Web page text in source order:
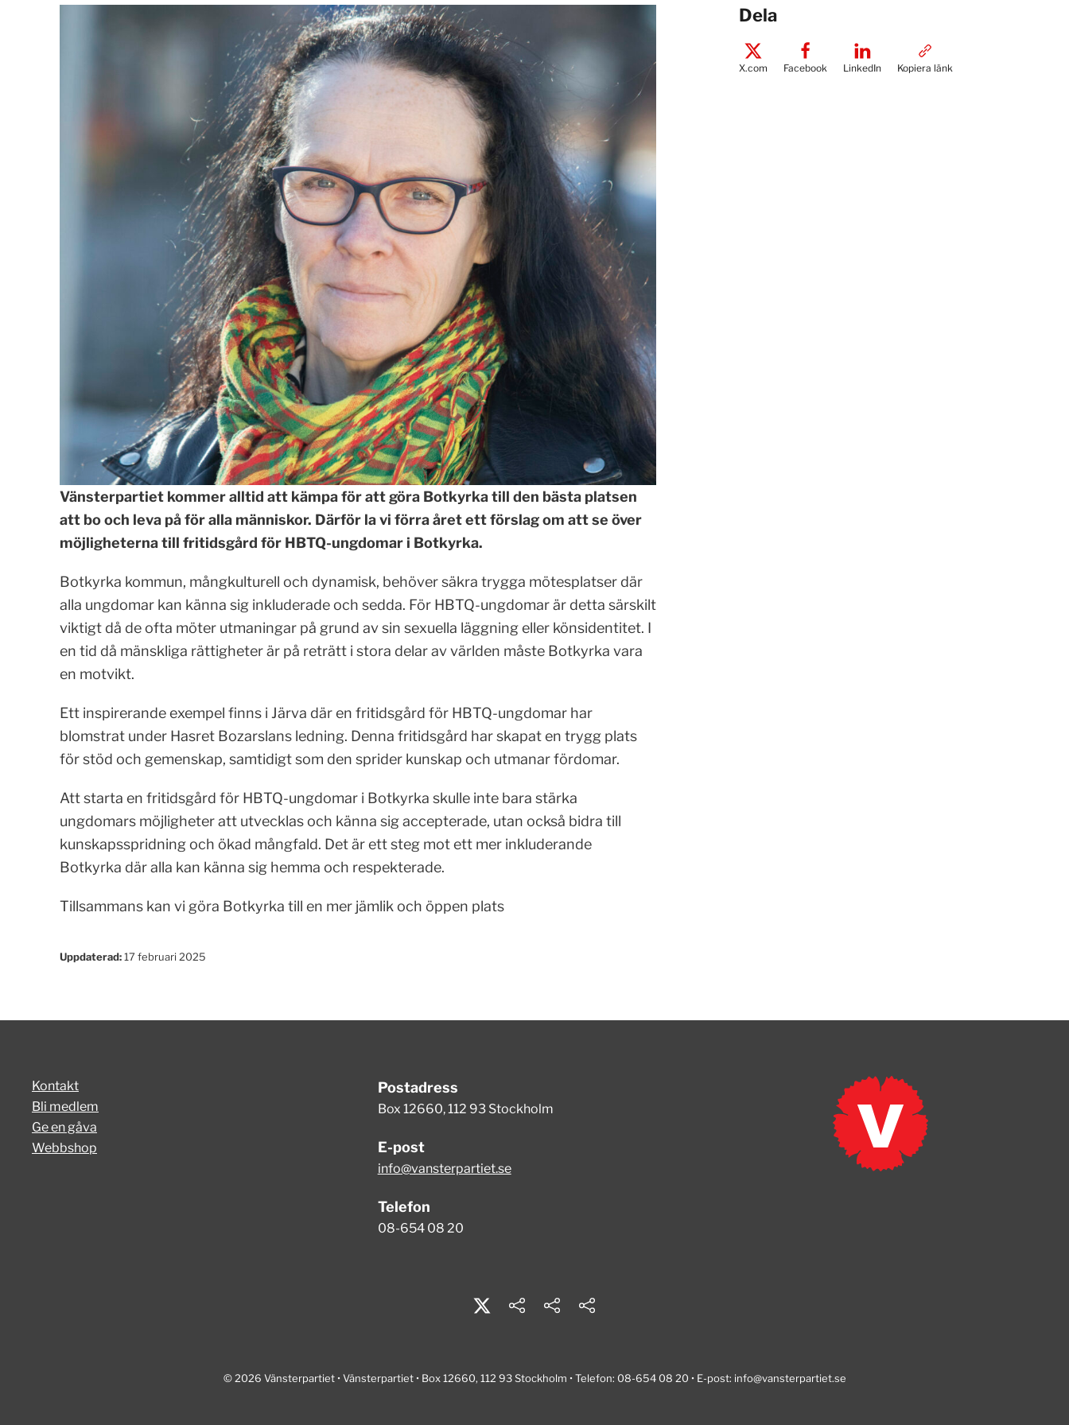
Vänsterpartiet kommer alltid att kämpa för att göra Botkyrka till den bästa platsen
att bo och leva på för alla människor. Därför la vi förra året ett förslag om att se över
möjligheterna till fritidsgård för HBTQ-ungdomar i Botkyrka.
Botkyrka kommun, mångkulturell och dynamisk, behöver säkra trygga mötesplatser där
alla ungdomar kan känna sig inkluderade och sedda. För HBTQ-ungdomar är detta särskilt
viktigt då de ofta möter utmaningar på grund av sin sexuella läggning eller könsidentitet. I
en tid då mänskliga rättigheter är på reträtt i stora delar av världen måste Botkyrka vara
en motvikt.
Ett inspirerande exempel finns i Järva där en fritidsgård för HBTQ-ungdomar har
blomstrat under Hasret Bozarslans ledning. Denna fritidsgård har skapat en trygg plats
för stöd och gemenskap, samtidigt som den sprider kunskap och utmanar fördomar.
Att starta en fritidsgård för HBTQ-ungdomar i Botkyrka skulle inte bara stärka
ungdomars möjligheter att utvecklas och känna sig accepterade, utan också bidra till
kunskapsspridning och ökad mångfald. Det är ett steg mot ett mer inkluderande
Botkyrka där alla kan känna sig hemma och respekterade.
Tillsammans kan vi göra Botkyrka till en mer jämlik och öppen plats
Uppdaterad:17 februari 2025
Dela
X.com Facebook LinkedIn Kopiera länk
Kontakt
Bli medlem
Ge en gåva
Webbshop
Postadress
Box 12660, 112 93 Stockholm
E-post
info@vansterpartiet.se
Telefon
08-654 08 20
© 2026 Vänsterpartiet • Vänsterpartiet • Box 12660, 112 93 Stockholm • Telefon: 08-654 08 20 • E-post: info@vansterpartiet.se